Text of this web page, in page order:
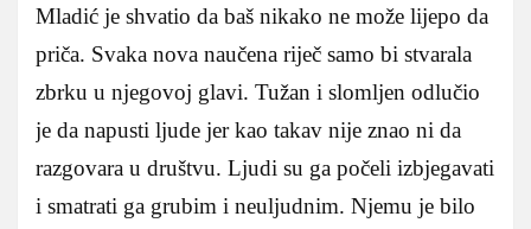
Mladić je shvatio da baš nikako ne može lijepo da
priča. Svaka nova naučena riječ samo bi stvarala
zbrku u njegovoj glavi. Tužan i slomljen odlučio
je da napusti ljude jer kao takav nije znao ni da
razgovara u društvu. Ljudi su ga počeli izbjegavati
i smatrati ga grubim i neuljudnim. Njemu je bilo